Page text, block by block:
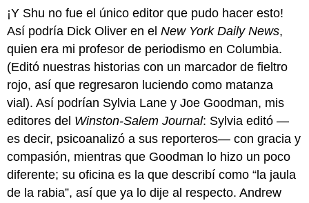
¡Y Shu no fue el único editor que pudo hacer esto!
Así podría Dick Oliver en elNew York Daily News,
quien era mi profesor de periodismo en Columbia.
(Editó nuestras historias con un marcador de fieltro
rojo, así que regresaron luciendo como matanza
vial). Así podrían Sylvia Lane y Joe Goodman, mis
editores del Winston-Salem Journal: Sylvia editó —
es decir, psicoanalizó a sus reporteros— con gracia y
compasión, mientras que Goodman lo hizo un poco
diferente; su oficina es la que describí como “la jaula
de la rabia”, así que ya lo dije al respecto. Andrew